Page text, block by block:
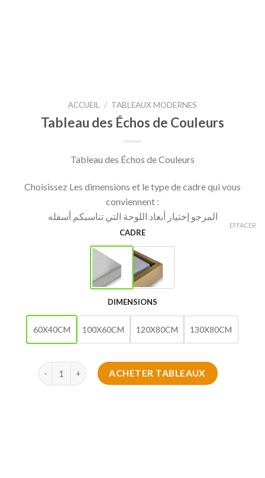
ACCUEIL / TABLEAUX MODERNES
Tableau des Échos de Couleurs
Tableau des Échos de Couleurs
Choisissez Les dimensions et le type de cadre qui vous
conviennent :
المرجو إختيار أبعاد اللوحة التي تناسبكم أسفله
CADRE
DIMENSIONS
60X40CM 100X60CM 120X80CM 130X80CM
EFFACER
quantité de Tableau des Échos de Couleurs
ACHETER TABLEAUX